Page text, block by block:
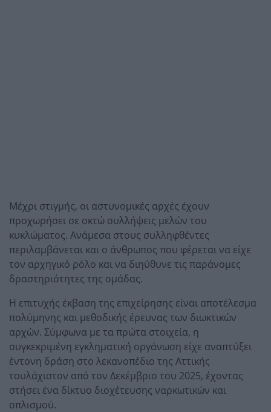
Μέχρι στιγμής, οι αστυνομικές αρχές έχουν
προχωρήσει σε οκτώ συλλήψεις μελών του
κυκλώματος. Ανάμεσα στους συλληφθέντες
περιλαμβάνεται και ο άνθρωπος που φέρεται να είχε
τον αρχηγικό ρόλο και να διηύθυνε τις παράνομες
δραστηριότητες της ομάδας.
Η επιτυχής έκβαση της επιχείρησης είναι αποτέλεσμα
πολύμηνης και μεθοδικής έρευνας των διωκτικών
αρχών. Σύμφωνα με τα πρώτα στοιχεία, η
συγκεκριμένη εγκληματική οργάνωση είχε αναπτύξει
έντονη δράση στο λεκανοπέδιο της Αττικής
τουλάχιστον από τον Δεκέμβριο του 2025, έχοντας
στήσει ένα δίκτυο διοχέτευσης ναρκωτικών και
οπλισμού.